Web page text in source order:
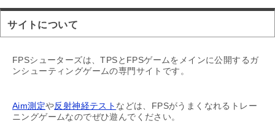
サイトについて
FPSシューターズは、TPSとFPSゲームをメインに公開するガ
ンシューティングゲームの専門サイトです。
Aim測定や反射神経テスト などは、FPSがうまくなれるトレー
ニングゲームなのでぜひ遊んでください。